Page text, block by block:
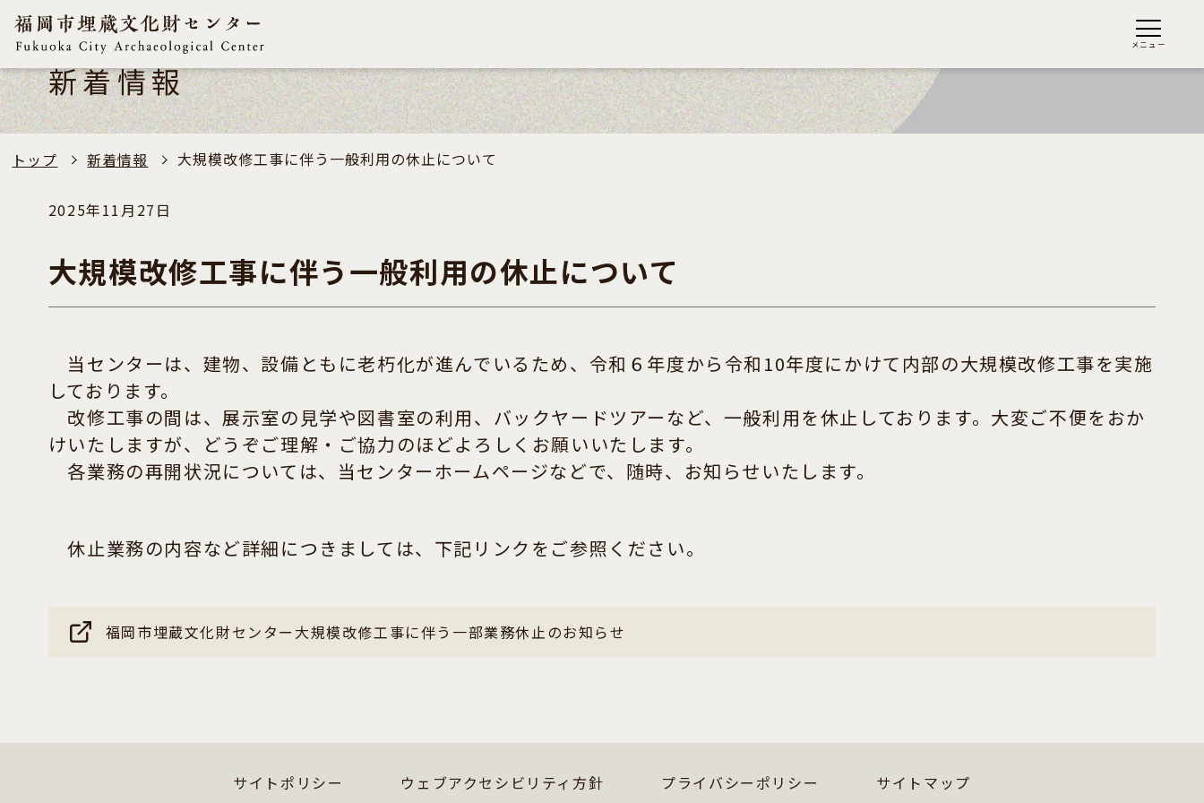
メニュー
新着情報
トップ 新着情報 大規模改修工事に伴う一般利用の休止について
2025年11月27日
大規模改修工事に伴う一般利用の休止について
当センターは、建物、設備ともに老朽化が進んでいるため、令和６年度から令和10年度にかけて内部の大規模改修工事を実施
しております。
改修工事の間は、展示室の見学や図書室の利用、バックヤードツアーなど、一般利用を休止しております。大変ご不便をおか
けいたしますが、どうぞご理解・ご協力のほどよろしくお願いいたします。
各業務の再開状況については、当センターホームページなどで、随時、お知らせいたします。
休止業務の内容など詳細につきましては、下記リンクをご参照ください。
福岡市埋蔵文化財センター大規模改修工事に伴う一部業務休止のお知らせ
サイトポリシー ウェブアクセシビリティ方針 プライバシーポリシー サイトマップ